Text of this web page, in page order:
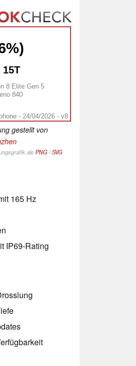
15T
8 Elite Gen 5
840
- 24/04/2026 - v8
gestellt von
als PNG/SVG
165 Hz
IP69-Rating